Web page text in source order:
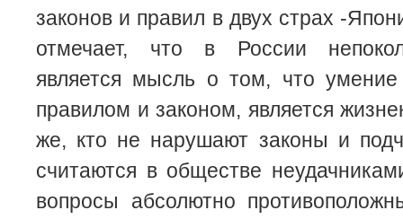
законов и правил в двух страх -
отмечает, что в России
является мысль о том, что
правилом и законом, является
же, кто не нарушают законы и
считаются в обществе
вопросы абсолютно